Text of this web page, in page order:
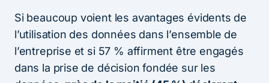
Si beaucoup voient les avantages évidents de
l’utilisation des données dans l’ensemble de
l’entreprise et si 57 % affirment être engagés
dans la prise de décision fondée sur les